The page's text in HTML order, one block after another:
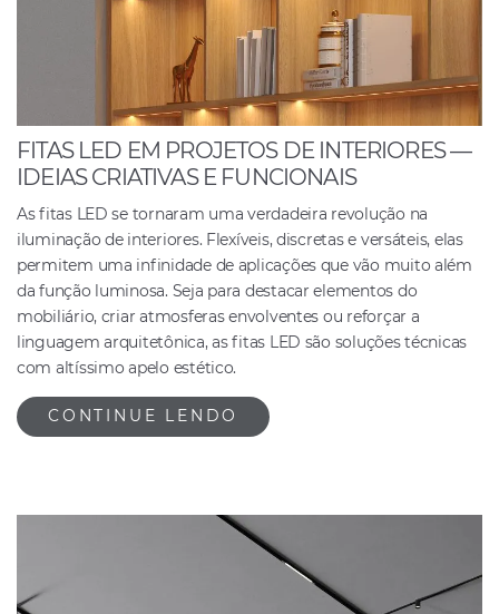
FITAS LED EM PROJETOS DE INTERIORES —
IDEIAS CRIATIVAS E FUNCIONAIS
As fitas LED se tornaram uma verdadeira revolução na
iluminação de interiores. Flexíveis, discretas e versáteis, elas
permitem uma infinidade de aplicações que vão muito além
da função luminosa. Seja para destacar elementos do
mobiliário, criar atmosferas envolventes ou reforçar a
linguagem arquitetônica, as fitas LED são soluções técnicas
com altíssimo apelo estético.
CONTINUE LENDO